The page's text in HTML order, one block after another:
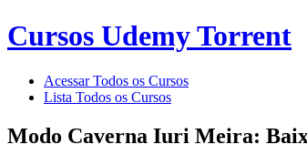
Cursos Udemy Torrent
Acessar Todos os Cursos
Lista Todos os Cursos
Modo Caverna Iuri Meira: